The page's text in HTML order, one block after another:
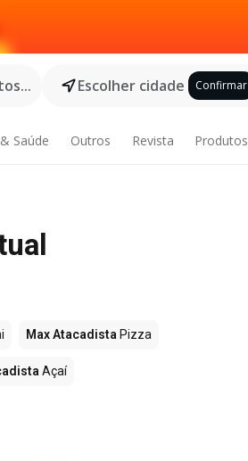
Escolher cidade Confirmar
Saúde Outros Revista Produtos
Max Atacadista Pizza
Açaí